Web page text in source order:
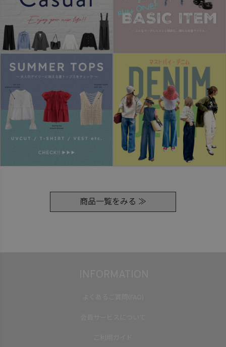
商品一覧をみる ≫